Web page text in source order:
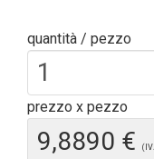
quantità / pezzo
prezzo x pezzo
9,8890 €